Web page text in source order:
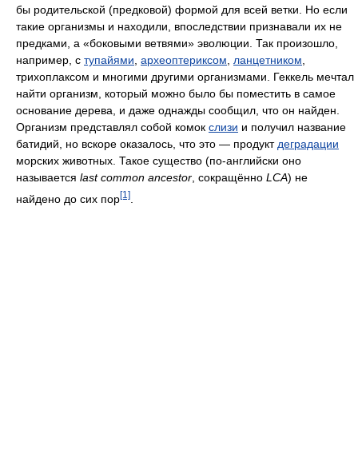
бы родительской (предковой) формой для всей ветки. Но если
такие организмы и находили, впоследствии признавали их не
предками, а «боковыми ветвями» эволюции. Так произошло,
например, с тупайями археоптериксом ланцетником
трихоплаксом и многими другими организмами. Геккель мечтал
найти организм, который можно было бы поместить в самое
основание дерева, и даже однажды сообщил, что он найден.
Организм представлял собой комок слизи и получил название
батидий, но вскоре оказалось, что это — продукт деградации
морских животных. Такое существо (по-английски оно
называется last common ancestor , сокращённо LCA) не
найдено до сих пор[1]